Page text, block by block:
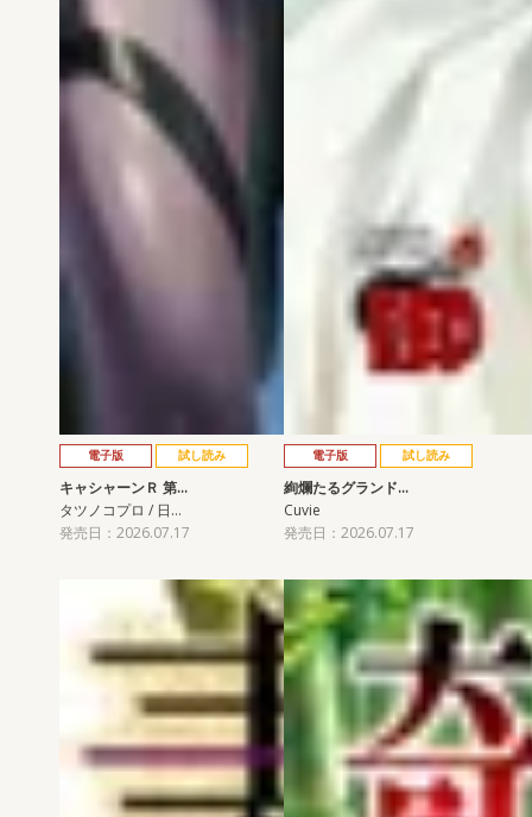
電子版 試し読み
キャシャーンＲ 第…
タツノコプロ / 日…
発売日：2026.07.17
電子版 試し読み
絢爛たるグランド…
Cuvie
発売日：2026.07.17